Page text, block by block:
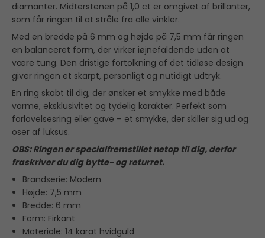
diamanter. Midterstenen på 1,0 ct er omgivet af brillanter,
som får ringen til at stråle fra alle vinkler.
Med en bredde på 6 mm og højde på 7,5 mm får ringen
en balanceret form, der virker iøjnefaldende uden at
være tung. Den dristige fortolkning af det tidløse design
giver ringen et skarpt, personligt og nutidigt udtryk.
En ring skabt til dig, der ønsker et smykke med både
varme, eksklusivitet og tydelig karakter. Perfekt som
forlovelsesring eller gave – et smykke, der skiller sig ud og
oser af luksus.
OBS: Ringen er specialfremstillet netop til dig, derfor
fraskriver du dig bytte- og returret.
Brandserie: Modern
Højde: 7,5 mm
Bredde: 6 mm
Form: Firkant
Materiale: 14 karat hvidguld